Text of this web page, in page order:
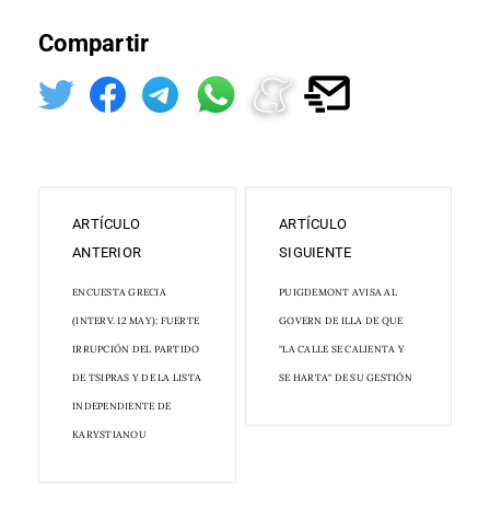
Compartir
ARTÍCULO
ANTERIOR
ENCUESTA GRECIA
(INTERV. 12 MAY): FUERTE
IRRUPCIÓN DEL PARTIDO
DE TSIPRAS Y DE LA LISTA
INDEPENDIENTE DE
KARYSTIANOU
ARTÍCULO
SIGUIENTE
PUIGDEMONT AVISA AL
GOVERN DE ILLA DE QUE
"LA CALLE SE CALIENTA Y
SE HARTA" DE SU GESTIÓN